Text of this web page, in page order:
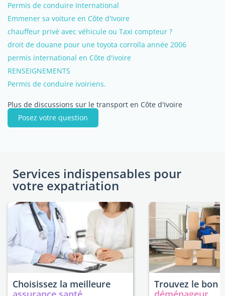
Permis de conduire International
Emmener sa voiture en Côte d'Ivoire
chauffeur privé avec véhicule ou Taxi compteur ?
droit de douane pour une toyota corrolla année 2006
permis international en Côte d'ivoire
RENSEIGNEMENTS
Permis de conduire ivoiriens.
Plus de discussions sur le transport en Côte d'Ivoire
Posez votre question
Services indispensables pour
votre expatriation
Choisissez la meilleure
Trouvez le bon